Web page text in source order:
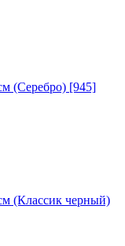
(Серебро) [945]
(Классик черный)